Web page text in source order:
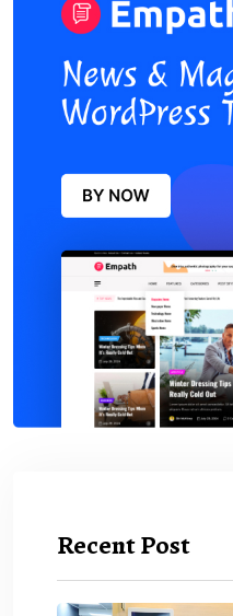
Recent Post